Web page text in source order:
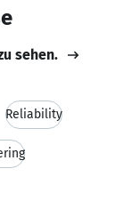
sehen.
Reliability